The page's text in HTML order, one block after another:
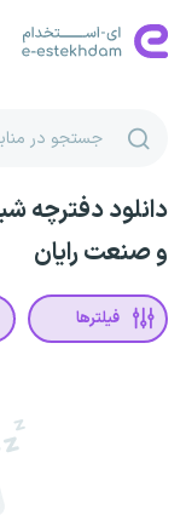
دانلود دفترچه
و صنعت رایان
فیلترها